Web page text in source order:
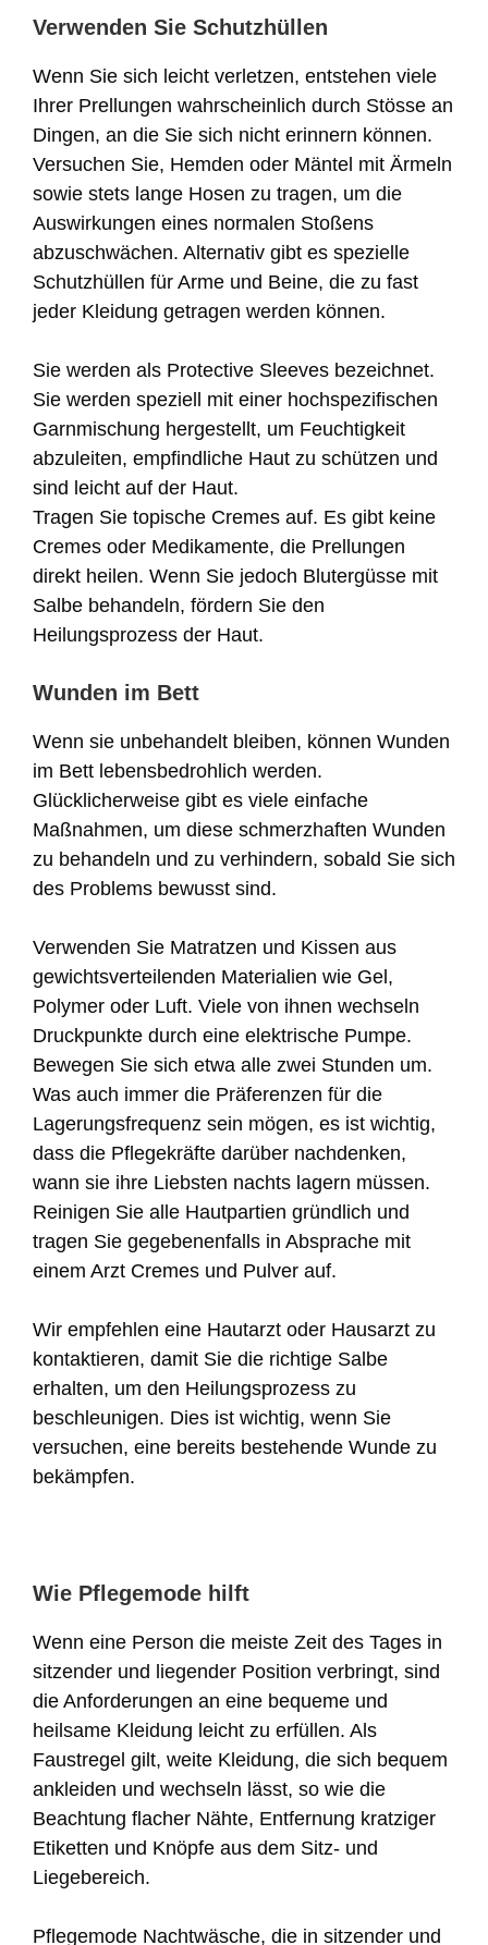
Verwenden Sie Schutzhüllen
Wenn Sie sich leicht verletzen, entstehen viele
Ihrer Prellungen wahrscheinlich durch Stösse an
Dingen, an die Sie sich nicht erinnern können.
Versuchen Sie, Hemden oder Mäntel mit Ärmeln
sowie stets lange Hosen zu tragen, um die
Auswirkungen eines normalen Stoßens
abzuschwächen. Alternativ gibt es spezielle
Schutzhüllen für Arme und Beine, die zu fast
jeder Kleidung getragen werden können.
Sie werden als Protective Sleeves bezeichnet.
Sie werden speziell mit einer hochspezifischen
Garnmischung hergestellt, um Feuchtigkeit
abzuleiten, empfindliche Haut zu schützen und
sind leicht auf der Haut.
Tragen Sie topische Cremes auf. Es gibt keine
Cremes oder Medikamente, die Prellungen
direkt heilen. Wenn Sie jedoch Blutergüsse mit
Salbe behandeln, fördern Sie den
Heilungsprozess der Haut.
Wunden im Bett
Wenn sie unbehandelt bleiben, können Wunden
im Bett lebensbedrohlich werden.
Glücklicherweise gibt es viele einfache
Maßnahmen, um diese schmerzhaften Wunden
zu behandeln und zu verhindern, sobald Sie sich
des Problems bewusst sind.
Verwenden Sie Matratzen und Kissen aus
gewichtsverteilenden Materialien wie Gel,
Polymer oder Luft. Viele von ihnen wechseln
Druckpunkte durch eine elektrische Pumpe.
Bewegen Sie sich etwa alle zwei Stunden um.
Was auch immer die Präferenzen für die
Lagerungsfrequenz sein mögen, es ist wichtig,
dass die Pflegekräfte darüber nachdenken,
wann sie ihre Liebsten nachts lagern müssen.
Reinigen Sie alle Hautpartien gründlich und
tragen Sie gegebenenfalls in Absprache mit
einem Arzt Cremes und Pulver auf.
Wir empfehlen eine Hautarzt oder Hausarzt zu
kontaktieren, damit Sie die richtige Salbe
erhalten, um den Heilungsprozess zu
beschleunigen. Dies ist wichtig, wenn Sie
versuchen, eine bereits bestehende Wunde zu
bekämpfen.
Wie Pflegemode hilft
Wenn eine Person die meiste Zeit des Tages in
sitzender und liegender Position verbringt, sind
die Anforderungen an eine bequeme und
heilsame Kleidung leicht zu erfüllen. Als
Faustregel gilt, weite Kleidung, die sich bequem
ankleiden und wechseln lässt, so wie die
Beachtung flacher Nähte, Entfernung kratziger
Etiketten und Knöpfe aus dem Sitz- und
Liegebereich.
Pflegemode Nachtwäsche, die in sitzender und